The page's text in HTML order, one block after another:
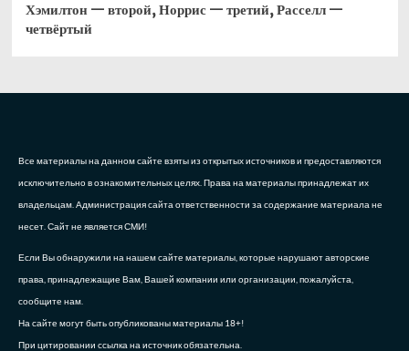
Хэмилтон — второй, Норрис — третий, Расселл —
четвёртый
Все материалы на данном сайте взяты из открытых источников и предоставляются
исключительно в ознакомительных целях. Права на материалы принадлежат их
владельцам. Администрация сайта ответственности за содержание материала не
несет. Сайт не является СМИ!
Если Вы обнаружили на нашем сайте материалы, которые нарушают авторские
права, принадлежащие Вам, Вашей компании или организации, пожалуйста,
сообщите нам.
На сайте могут быть опубликованы материалы 18+!
При цитировании ссылка на источник обязательна.